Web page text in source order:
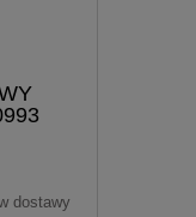
dostawy